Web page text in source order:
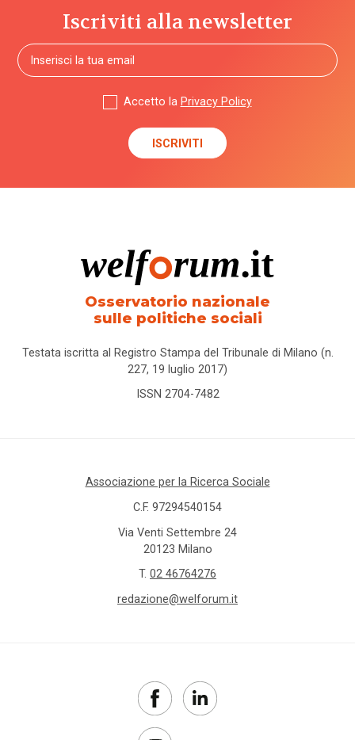
Iscriviti alla newsletter
Accetto la Privacy Policy
Osservatorio nazionale
sulle politiche sociali
Testata iscritta al Registro Stampa del Tribunale di Milano (n.
227, 19 luglio 2017)
ISSN 2704-7482
Associazione per la Ricerca Sociale
C.F. 97294540154
Via Venti Settembre 24
20123 Milano
T. 02 46764276
redazione@welforum.it